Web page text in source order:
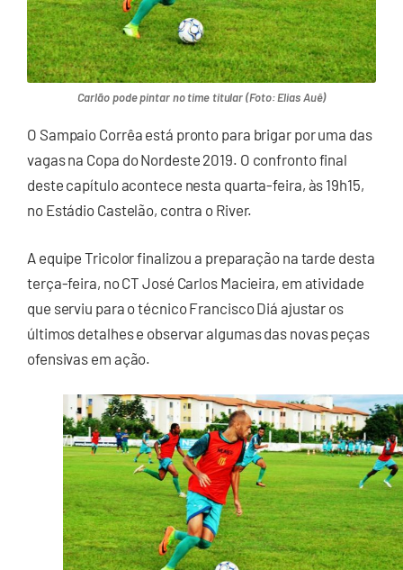
Carlão pode pintar no time titular (Foto: Elias Auê)
O Sampaio Corrêa está pronto para brigar por uma das
vagas na Copa do Nordeste 2019. O confronto final
deste capítulo acontece nesta quarta-feira, às 19h15,
no Estádio Castelão, contra o River.
A equipe Tricolor finalizou a preparação na tarde desta
terça-feira, no CT José Carlos Macieira, em atividade
que serviu para o técnico Francisco Diá ajustar os
últimos detalhes e observar algumas das novas peças
ofensivas em ação.